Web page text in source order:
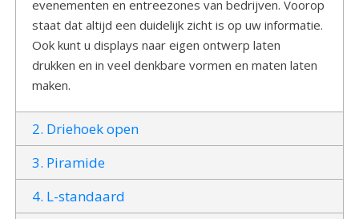
evenementen en entreezones van bedrijven. Voorop
staat dat altijd een duidelijk zicht is op uw informatie.
Ook kunt u displays naar eigen ontwerp laten
drukken en in veel denkbare vormen en maten laten
maken.
2. Driehoek open
3. Piramide
4. L-standaard